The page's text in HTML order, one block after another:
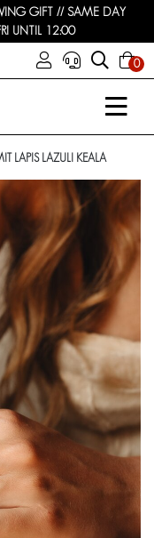
GIFT // SAME DAY
UNTIL 12:00
0
LAPIS LAZULI KEALA